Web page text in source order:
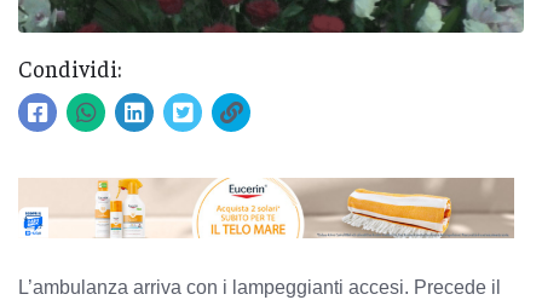
Condividi:
L’ambulanza arriva con i lampeggianti accesi. Precede il